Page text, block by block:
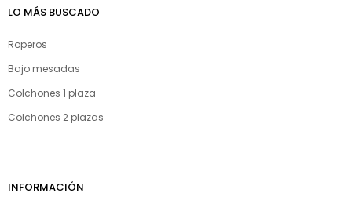
LO MÁS BUSCADO
Roperos
Bajo mesadas
Colchones 1 plaza
Colchones 2 plazas
INFORMACIÓN